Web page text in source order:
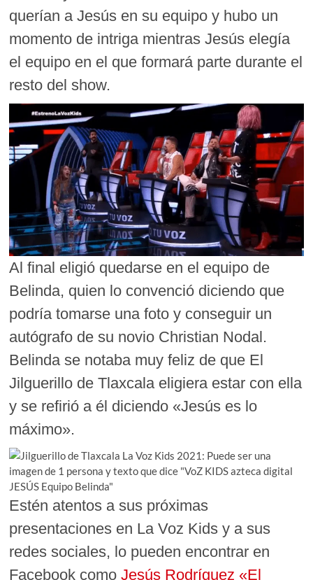
querían a Jesús en su equipo y hubo un
momento de intriga mientras Jesús elegía
el equipo en el que formará parte durante el
resto del show.
Al final eligió quedarse en el equipo de
Belinda, quien lo convenció diciendo que
podría tomarse una foto y conseguir un
autógrafo de su novio Christian Nodal.
Belinda se notaba muy feliz de que El
Jilguerillo de Tlaxcala eligiera estar con ella
y se refirió a él diciendo «Jesús es lo
máximo».
Estén atentos a sus próximas
presentaciones en La Voz Kids y a sus
redes sociales, lo pueden encontrar en
Facebook como Jesús Rodríguez «El